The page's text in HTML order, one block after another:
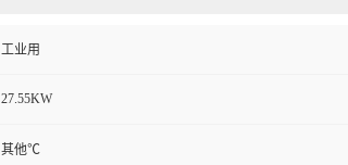
工业用
27.55KW
其他℃